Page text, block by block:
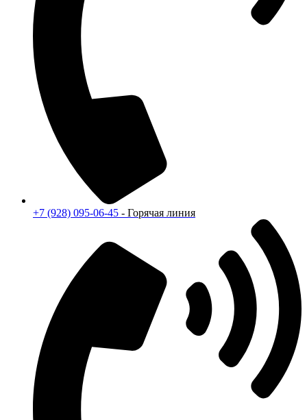
+7 (928) 095-06-45 - Горячая линия